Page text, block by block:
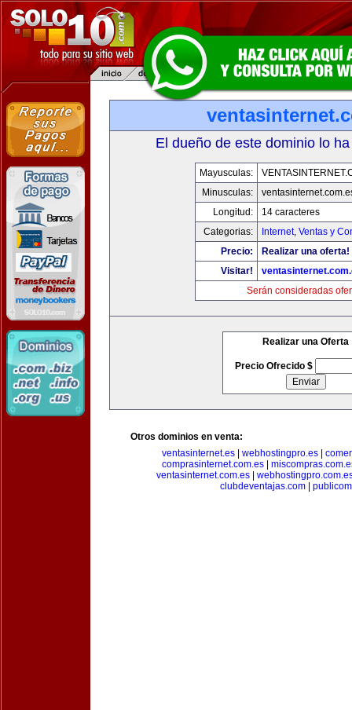
El dueño de este dominio lo
Mayusculas:
Minusculas:
Longitud:
14 caracteres
Categorias:
Internet, Ventas y
Precio:
Realizar una oferta!
Visitar!
Serán consideradas
Realizar una Oferta
Precio Ofrecido $
Otros dominios en venta:
ventasinternet.es
webhostingpro.es
comprasinternet.com.es|
ventasinternet.com.es|
clubdeventajas.com